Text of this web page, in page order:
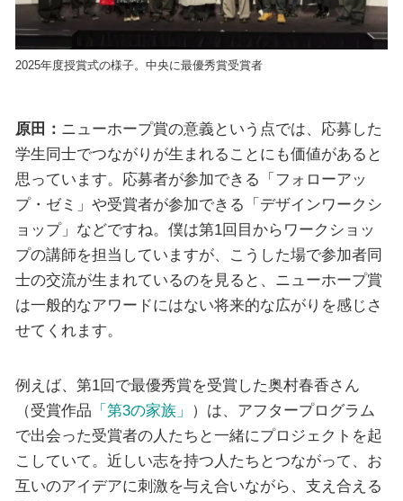
2025年度授賞式の様子。中央に最優秀賞受賞者
原田： ニューホープ賞の意義という点では、応募した
学生同士でつながりが生まれることにも価値があると
思っています。応募者が参加できる「フォローアッ
プ・ゼミ」や受賞者が参加できる「デザインワークシ
ョップ」などですね。僕は第1回目からワークショッ
プの講師を担当していますが、こうした場で参加者同
士の交流が生まれているのを見ると、ニューホープ賞
は一般的なアワードにはない将来的な広がりを感じさ
せてくれます。
例えば、第1回で最優秀賞を受賞した奥村春香さん
（受賞作品 「第3の家族」 ）は、アフタープログラム
で出会った受賞者の人たちと一緒にプロジェクトを起
こしていて。近しい志を持つ人たちとつながって、お
互いのアイデアに刺激を与え合いながら、支え合える